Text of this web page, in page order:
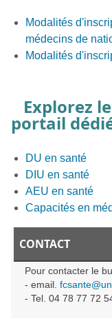
Modalités
médecins de
Modalités
Explorez
portail
DU en santé
DIU en santé
AEU en santé
Capacités en
CONTACT
Pour contacter le
- email.
- Tel. 04 78 77 72